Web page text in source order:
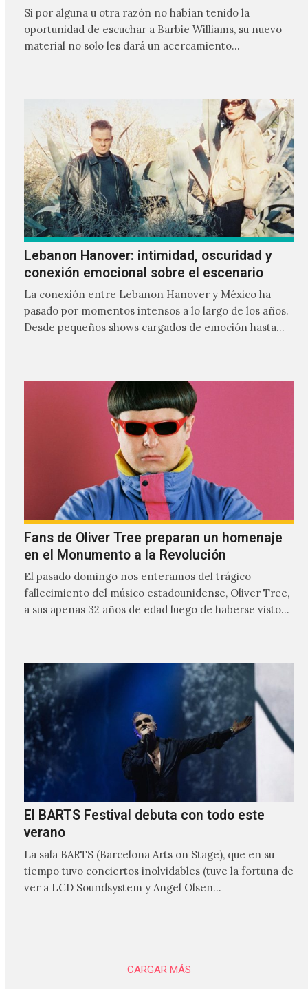
Si por alguna u otra razón no habían tenido la
oportunidad de escuchar a Barbie Williams, su nuevo
material no solo les dará un acercamiento…
Lebanon Hanover: intimidad, oscuridad y
conexión emocional sobre el escenario
La conexión entre Lebanon Hanover y México ha
pasado por momentos intensos a lo largo de los años.
Desde pequeños shows cargados de emoción hasta
mezcla de post-punk, coldwave y letras
profundamente melancólicas.
Fans de Oliver Tree preparan un homenaje
en el Monumento a la Revolución
El pasado domingo nos enteramos del trágico
fallecimiento del músico estadounidense, Oliver Tree,
a sus apenas 32 años de edad luego de haberse visto
El BARTS Festival debuta con todo este
verano
La sala BARTS (Barcelona Arts on Stage), que en su
tiempo tuvo conciertos inolvidables (tuve la fortuna de
ver a LCD Soundsystem y Angel Olsen…
CARGAR MÁS